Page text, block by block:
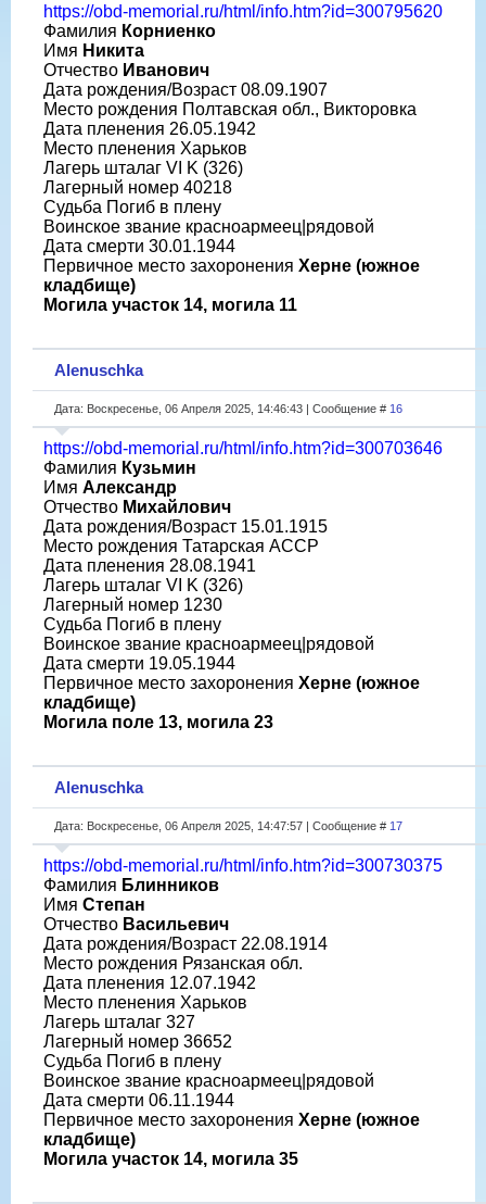
https://obd-memorial.ru/html/info.htm?id=300795620
Фамилия Корниенко
Имя Никита
Отчество Иванович
Дата рождения/Возраст 08.09.1907
Место рождения Полтавская обл., Викторовка
Дата пленения 26.05.1942
Место пленения Харьков
Лагерь шталаг VI K (326)
Лагерный номер 40218
Судьба Погиб в плену
Воинское звание красноармеец|рядовой
Дата смерти 30.01.1944
Первичное место захоронения Херне (южное
кладбище)
Могила участок 14, могила 11
Alenuschka
Дата: Воскресенье, 06 Апреля 2025, 14:46:43 | Сообщение # 16
https://obd-memorial.ru/html/info.htm?id=300703646
Фамилия Кузьмин
Имя Александр
Отчество Михайлович
Дата рождения/Возраст 15.01.1915
Место рождения Татарская АССР
Дата пленения 28.08.1941
Лагерь шталаг VI K (326)
Лагерный номер 1230
Судьба Погиб в плену
Воинское звание красноармеец|рядовой
Дата смерти 19.05.1944
Первичное место захоронения Херне (южное
кладбище)
Могила поле 13, могила 23
Alenuschka
Дата: Воскресенье, 06 Апреля 2025, 14:47:57 | Сообщение # 17
https://obd-memorial.ru/html/info.htm?id=300730375
Фамилия Блинников
Имя Степан
Отчество Васильевич
Дата рождения/Возраст 22.08.1914
Место рождения Рязанская обл.
Дата пленения 12.07.1942
Место пленения Харьков
Лагерь шталаг 327
Лагерный номер 36652
Судьба Погиб в плену
Воинское звание красноармеец|рядовой
Дата смерти 06.11.1944
Первичное место захоронения Херне (южное
кладбище)
Могила участок 14, могила 35